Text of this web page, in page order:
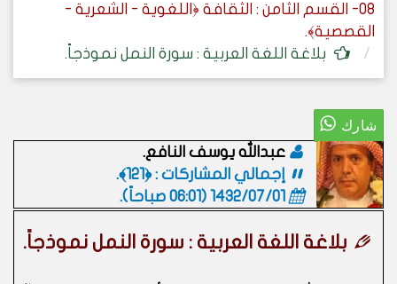
08- القسم الثامن : الثقافة ﴿اللغوية - الشعرية -
القصصية﴾.
بلاغة اللغة العربية : سورة النمل نموذجاً.
عبدالله يوسف النافع.
إجمالي المشاركات : ﴿121﴾.
1432/07/01 (06:01 صباحاً)
.
بلاغة اللغة العربية : سورة النمل نموذجاً.